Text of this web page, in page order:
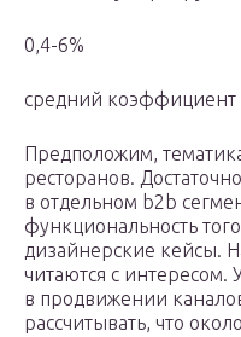
0,4-6%
средний коэффициент
Предположим,
ресторанов.
в отдельном b2b
функциональность
дизайнерские кейсы.
читаются с
в продвижении
рассчитывать, что